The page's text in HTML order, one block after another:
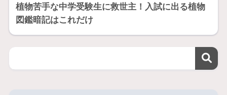
植物苦手な中学受験生に救世主！入試に出る植物
図鑑暗記はこれだけ